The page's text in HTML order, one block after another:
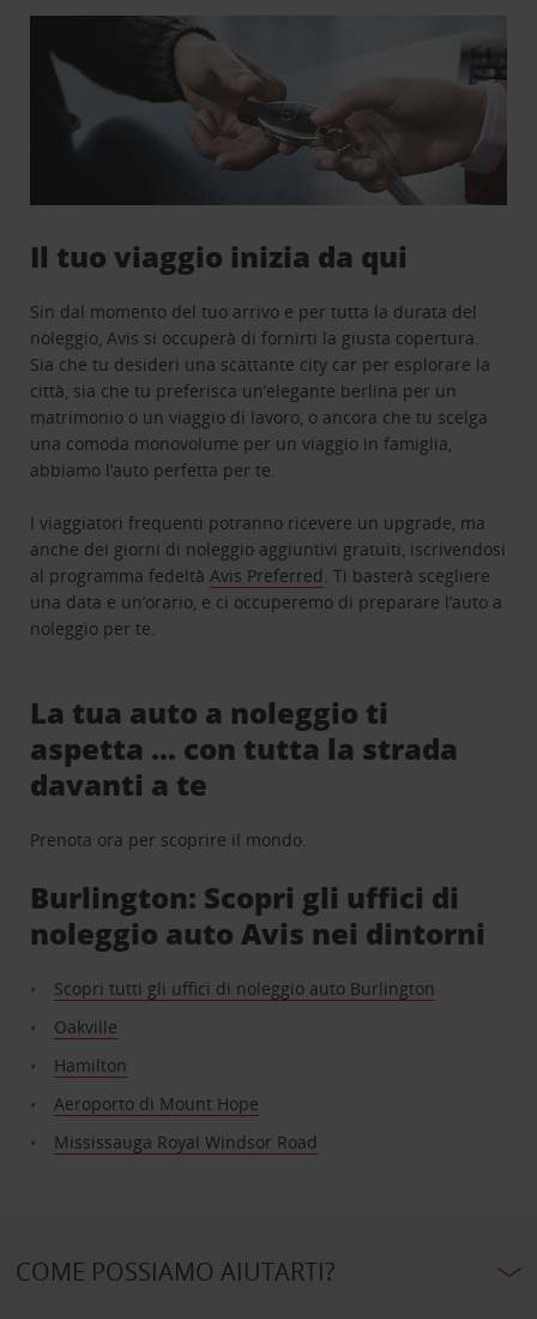
Il tuo viaggio inizia da qui
Sin dal momento del tuo arrivo e per tutta la durata del
noleggio, Avis si occuperà di fornirti la giusta copertura.
Sia che tu desideri una scattante city car per esplorare la
città, sia che tu preferisca un’elegante berlina per un
matrimonio o un viaggio di lavoro, o ancora che tu scelga
una comoda monovolume per un viaggio in famiglia,
abbiamo l’auto perfetta per te.
I viaggiatori frequenti potranno ricevere un upgrade, ma
anche dei giorni di noleggio aggiuntivi gratuiti, iscrivendosi
al programma fedeltàAvis Preferred. Ti basterà scegliere
una data e un’orario, e ci occuperemo di preparare l’auto a
noleggio per te.
La tua auto a noleggio ti
aspetta … con tutta la strada
davanti a te
Prenota ora per scoprire il mondo.
Burlington: Scopri gli uffici di
noleggio auto Avis nei dintorni
Scopri tutti gli uffici di noleggio auto Burlington
Oakville
Hamilton
Aeroporto di Mount Hope
Mississauga Royal Windsor Road
COME POSSIAMO AIUTARTI?